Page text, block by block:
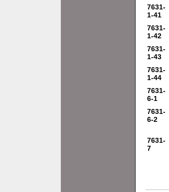
7631-
1-41
7631-
1-42
7631-
1-43
7631-
1-44
7631-
6-1
7631-
6-2
7631-
7